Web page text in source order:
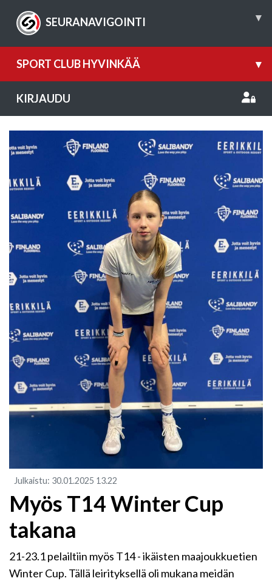
SEURANAVIGOINTI ▾
SPORT CLUB HYVINKÄÄ ▾
KIRJAUDU
Julkaistu: 30.01.2025 13.22
Myös T14 Winter Cup
takana
21-23.1 pelailtiin myös T14 - ikäisten maajoukkuetien
Winter Cup. Tällä leirityksellä oli mukana meidän